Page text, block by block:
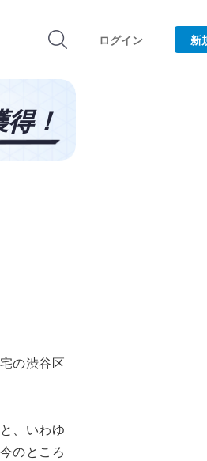
ログイン 新
の渋谷区
、いわゆ
のところ